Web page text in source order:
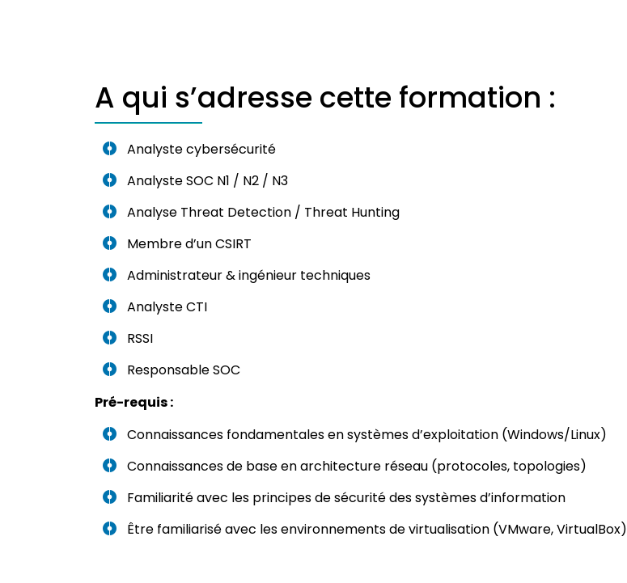
A qui s’adresse cette formation :
Analyste cybersécurité
Analyste SOC N1 / N2 / N3
Analyse Threat Detection / Threat Hunting
Membre d’un CSIRT
Administrateur & ingénieur techniques
Analyste CTI
RSSI
Responsable SOC
Pré-requis :
Connaissances fondamentales en systèmes d’exploitation (Windows/Linux)
Connaissances de base en architecture réseau (protocoles, topologies)
Familiarité avec les principes de sécurité des systèmes d’information
Être familiarisé avec les environnements de virtualisation (VMware, VirtualBox)